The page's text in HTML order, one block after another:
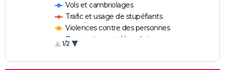
Vols et cambriolages
Trafic et usage de stupéfiants
Violences contre des personnes
Destructions et dégradations
1/2